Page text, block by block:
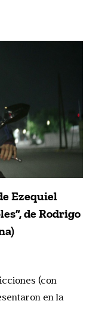
Ezequiel
de Rodrigo
(con
en la